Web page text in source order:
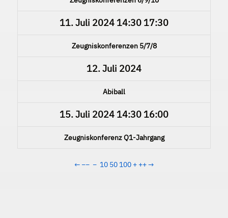
11. Juli 2024 14:30 17:30
Zeugniskonferenzen 5/7/8
12. Juli 2024
Abiball
15. Juli 2024 14:30 16:00
Zeugniskonferenz Q1-Jahrgang
← −− − 10 50 100 + ++→